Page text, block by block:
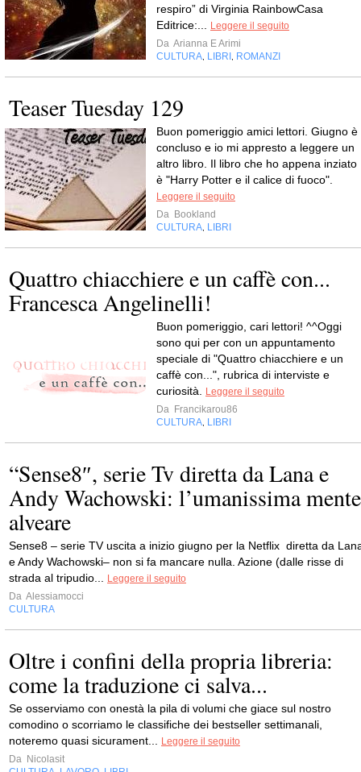
respiro” di Virginia RainbowCasa
Editrice:...
Leggere il seguito
Da Arianna E Arimi
CULTURA LIBRI ROMANZI
Teaser Tuesday 129
Buon pomeriggio amici lettori. Giugno è
concluso e io mi appresto a leggere un
altro libro. Il libro che ho appena inziato
è "Harry Potter e il calice di fuoco".
Leggere il seguito
Da Bookland
CULTURA LIBRI
Quattro chiacchiere e un caffè con...
Francesca Angelinelli!
Buon pomeriggio, cari lettori! ^^Oggi
sono qui per con un appuntamento
speciale di "Quattro chiacchiere e un
caffè con...", rubrica di interviste e
curiosità.
Leggere il seguito
Da Francikarou86
CULTURA LIBRI
“Sense8″, serie Tv diretta da Lana e
Andy Wachowski: l’umanissima mente
alveare
Sense8 – serie TV uscita a inizio giugno per la Netflix diretta da
e Andy Wachowski– non si fa mancare nulla. Azione (dalle risse di
strada al tripudio...
Leggere il seguito
Da Alessiamocci
CULTURA
Oltre i confini della propria libreria:
come la traduzione ci salva...
Se osserviamo con onestà la pila di volumi che giace sul nostro
comodino o scorriamo le classifiche dei bestseller settimanali,
noteremo quasi sicurament...
Leggere il seguito
Da Nicolasit